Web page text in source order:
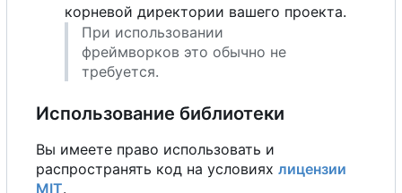
корневой директории вашего проекта.
При использовании
фреймворков это обычно не
требуется.
Использование библиотеки
Вы имеете право использовать и
распространять код на условиях лицензии
MIT.